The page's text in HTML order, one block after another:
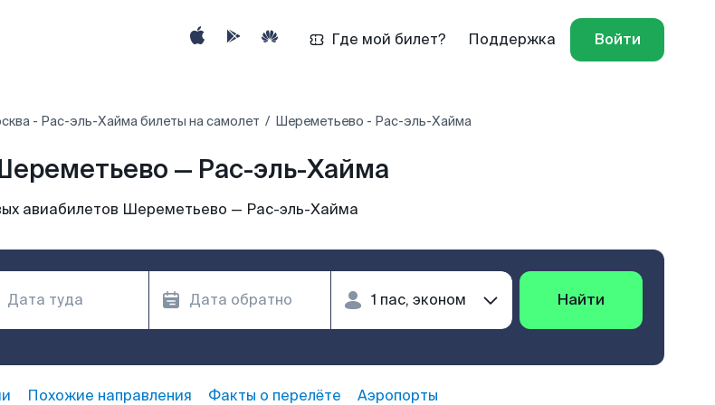
Где мой билет? Поддержка Войти
- Рас-эль-Хайма билеты на самолет Шереметьево - Рас-эль-Хайма
— Рас-эль-Хайма
авиабилетов Шереметьево — Рас-эль-Хайма
Найти
Похожие направления Факты о перелёте Аэропорты